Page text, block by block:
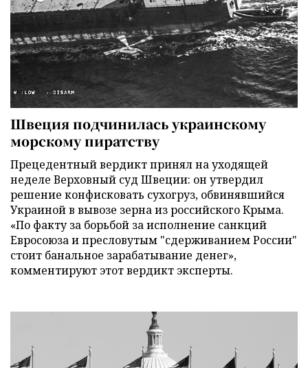
Швеция подчинилась украинскому
морскому пиратству
Прецедентный вердикт принял на уходящей
неделе Верховный суд Швеции: он утвердил
решение конфисковать сухогруз, обвинявшийся
Украиной в вывозе зерна из российского Крыма.
«По факту за борьбой за исполнение санкций
Евросоюза и пресловутым "сдерживанием России"
стоит банальное зарабатывание денег»,
комментируют этот вердикт эксперты.